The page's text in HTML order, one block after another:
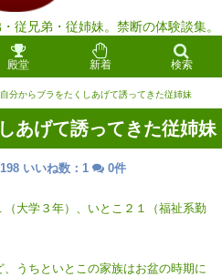
従兄弟・従姉妹。禁断の体験談集。
殿堂 新着 検索
自分からブラをたくしあげて誘ってきた従姉妹
あげて誘ってきた従姉妹
いいね数： 1 0件
大学３年）、いとこ２１（福祉系勤
うちといとこの家族はお盆の時期に